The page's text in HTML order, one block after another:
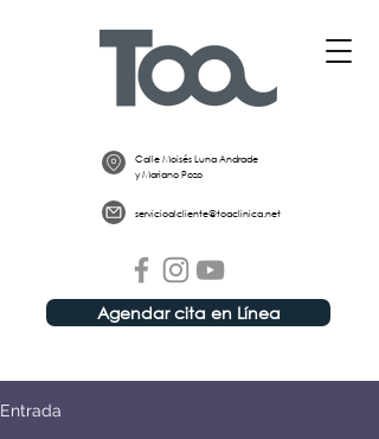
Calle Moisés Luna Andrade
y Mariano Pozo
servicioalcliente@toaclinica.net
Agendar cita en Línea
Entrada